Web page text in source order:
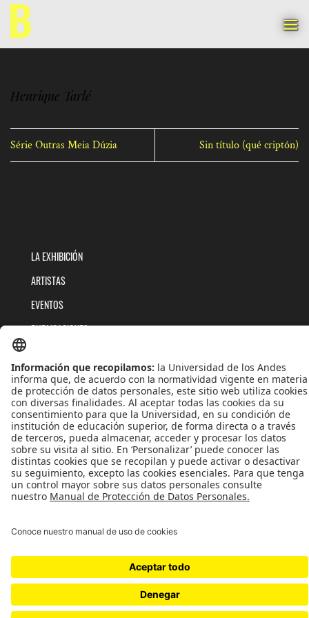
Saltar
contenido
Henrique Tarlé
Série Outras Meia Dúzia Sin título (qué criptón)
LA EXHIBICIÓN
ARTISTAS
EVENTOS
PUBLICACIONES
POLÍTICAS DE TRATAMIENTOS DE DATOS
TÉRMINOS Y CONDICIONES
Reconocimiento como Universidad: Decreto 1297 del 30 de mayo de 1964.